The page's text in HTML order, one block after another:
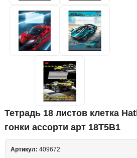
Тетрадь 18 листов клетка
гонки ассорти арт 18Т5В1
Артикул: 409672